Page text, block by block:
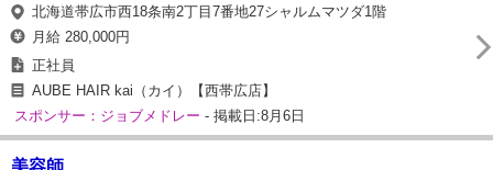
北海道帯広市西18条南2丁目7番地27シャルムマツダ1階
月給 280,000円
正社員
AUBE HAIR kai（カイ）【西帯広店】
スポンサー：ジョブメドレー - 掲載日:8月6日
美容師